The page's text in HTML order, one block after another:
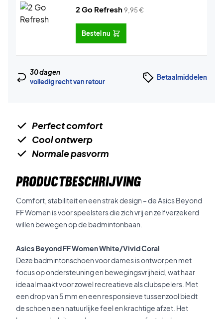
2 Go Refresh9,95€
Bestel nu
30 dagen
volledig recht van retour
Betaalmiddelen
Perfect comfort
Cool ontwerp
Normale pasvorm
PRODUCTBESCHRIJVING
Comfort, stabiliteit en een strak design – de Asics Beyond
FF Women is voor speelsters die zich vrij en zelfverzekerd
willen bewegen op de badmintonbaan.
Asics Beyond FF Women White/Vivid Coral
Deze badmintonschoen voor dames is ontworpen met
focus op ondersteuning en bewegingsvrijheid, wat haar
ideaal maakt voor zowel recreatieve als clubspelers. Met
een drop van 5 mm en een responsieve tussenzool biedt
de schoen een natuurlijke feel en krachtige afzet. Het